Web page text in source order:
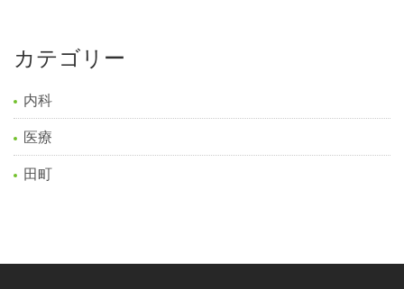
カテゴリー
内科
医療
田町